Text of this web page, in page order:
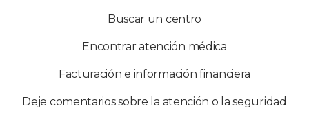
Buscar un centro
Encontrar atención médica
Facturación e información financiera
Deje comentarios sobre la atención o la seguridad